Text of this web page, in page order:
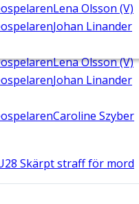
Lena Olsson (V)
Johan Linander
Lena Olsson (V)
Johan Linander
Caroline Szyber
Skärpt straff för mord